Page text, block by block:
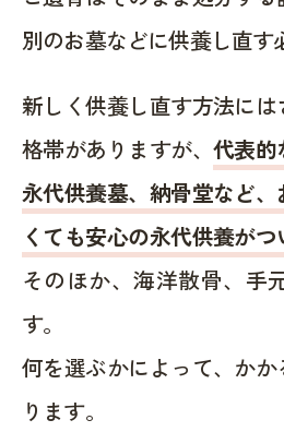
別のお墓などに供養し直す
新しく供養し直す方法に
格帯がありますが、 代表的
永代供養墓、納骨堂など
くても安心の永代供養が
そのほか、海洋散骨、手
す。
何を選ぶかによって、か
ります。